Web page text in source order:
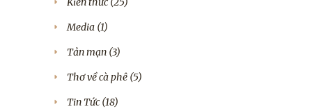
Media (1)
Tản mạn (3)
Thơ về cà phê (5)
Tin Tức (18)